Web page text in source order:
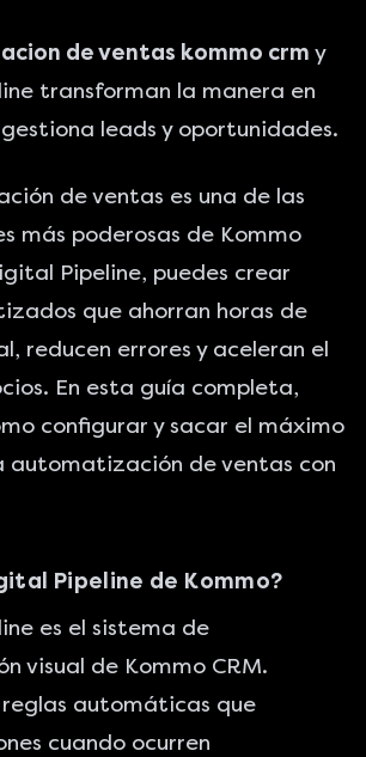
de ventas kommo crm y
transforman la manera en
leads y oportunidades.
de ventas es una de las
más poderosas de Kommo
Pipeline, puedes crear
que ahorran horas de
reducen errores y aceleran el
En esta guía completa,
configurar y sacar el máximo
automatización de ventas con
Pipeline de Kommo?
es el sistema de
visual de Kommo CRM.
automáticas que
cuando ocurren